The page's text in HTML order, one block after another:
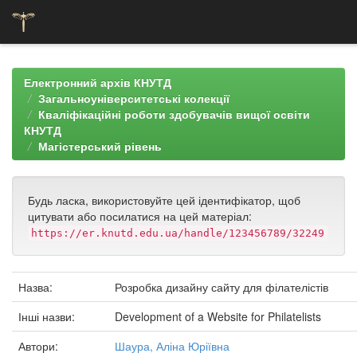
navigationЕлектронний архів КНУТД
Загальноуніверситетські колекції
Кваліфікаційні роботи здобувачів вищої освіти
КНУТД
Магістерський рівень
Будь ласка, використовуйте цей ідентифікатор, щоб
цитувати або посилатися на цей матеріал:
https://er.knutd.edu.ua/handle/123456789/32249
Назва:
Розробка дизайну сайту для філателістів
Інші назви:
Development of a Website for Philatelists
Автори:
Шаура, Аліна Юріївна